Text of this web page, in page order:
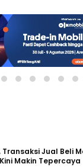
Transaksi Jual Beli
Makin Tepercaya